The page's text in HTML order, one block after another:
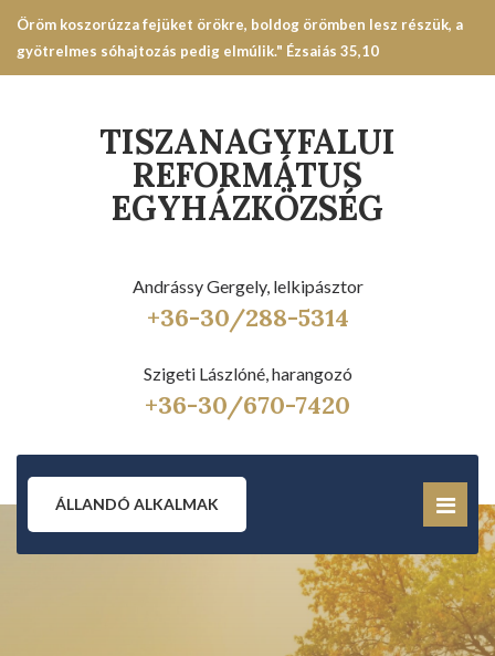
Öröm koszorúzza fejüket örökre, boldog örömben lesz részük, a
gyötrelmes sóhajtozás pedig elmúlik." Ézsaiás 35,10
TISZANAGYFALUI
REFORMÁTUS
EGYHÁZKÖZSÉG
Andrássy Gergely, lelkipásztor
+36-30/288-5314
Szigeti Lászlóné, harangozó
+36-30/670-7420
ÁLLANDÓ ALKALMAK